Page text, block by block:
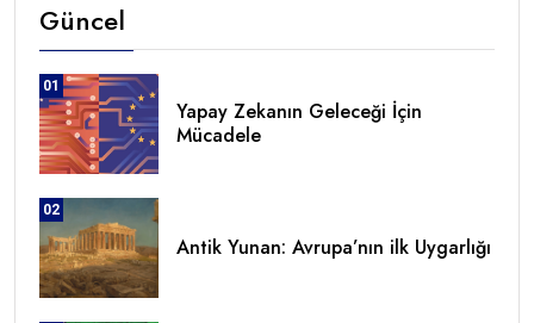
Güncel
01
Yapay Zekanın Geleceği İçin
Mücadele
02
Antik Yunan: Avrupa’nın ilk Uygarlığı